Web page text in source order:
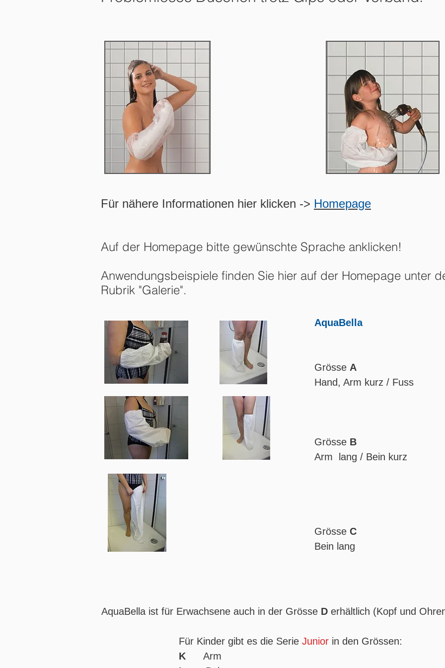
Für nähere Informationen hier klicken -> Homepage
Auf der Homepage bitte gewünschte Sprache anklicken!
Anwendungsbeispiele finden Sie hier auf der Homepage unter
Rubrik "Galerie".
AquaBella
Grösse A
Hand, Arm kurz / Fuss
Grösse B
Arm lang / Bein kurz
Grösse C
Bein lang
AquaBella ist für Erwachsene auch in der Grösse D erhältlich (Kopf und
Für Kinder gibt es die Serie Junior in den Grössen:
K Arm